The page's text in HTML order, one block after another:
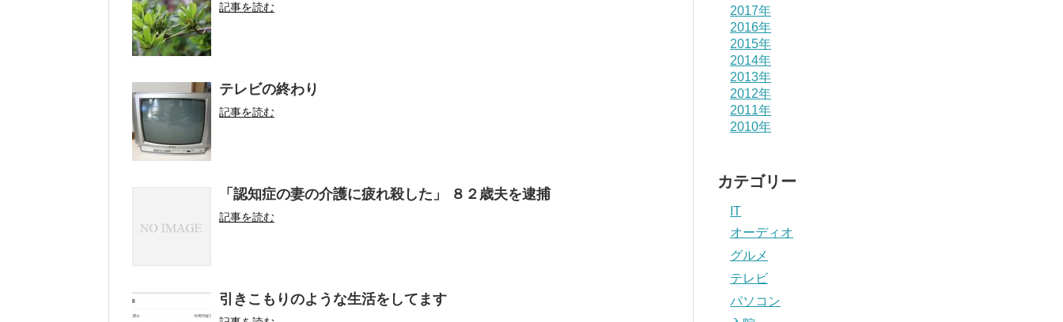
記事を読む
テレビの終わり
記事を読む
「認知症の妻の介護に疲れ殺した」 ８２歳夫を逮捕
記事を読む
引きこもりのような生活をしてます
2017年
2016年
2015年
2014年
2013年
2012年
2011年
2010年
カテゴリー
IT
オーディオ
グルメ
テレビ
パソコン